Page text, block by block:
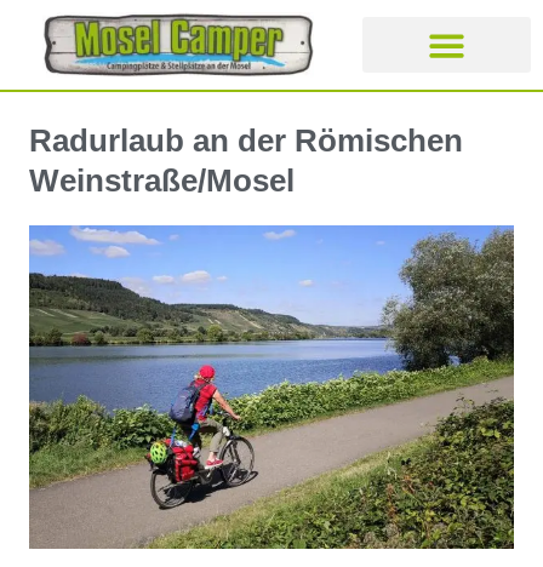
Radurlaub an der Römischen
Weinstraße/Mosel